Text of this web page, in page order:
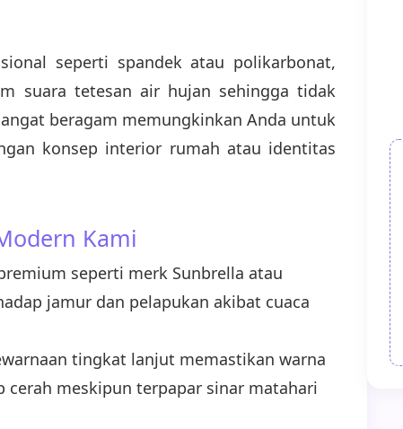
seperti spandek atau polikarbonat,
suara tetesan air hujan sehingga tidak
beragam memungkinkan Anda untuk
konsep interior rumah atau identitas
Kami
seperti merk Sunbrella atau
jamur dan pelapukan akibat cuaca
tingkat lanjut memastikan warna
cerah meskipun terpapar sinar matahari